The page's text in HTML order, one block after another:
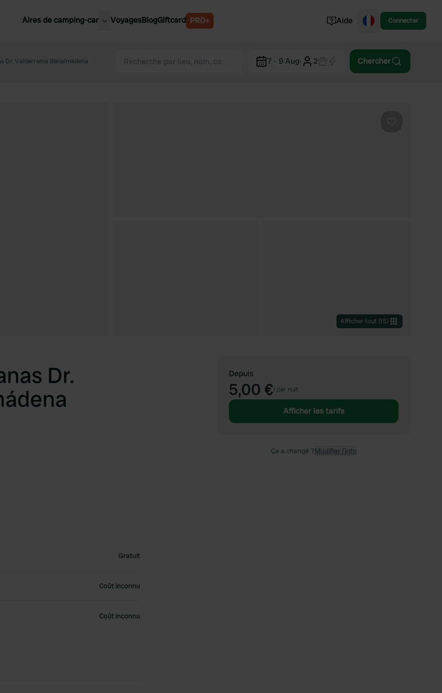
Aires de camping-car
Slovénie
VoyagesBlogGiftcard PRO+ Aide Connecter
Dr. Valderrama Benalmádena 7 - 9 Aug· 2 Chercher
Afficher tout (15)
Dr.
Gratuit
Coût inconnu
Coût inconnu
Depuis
5,00 €/ par nuit
Afficher les tarifs
Ça a changé ?Modifier l’info